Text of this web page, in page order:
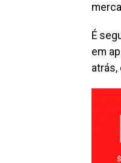
É
em
atrás,